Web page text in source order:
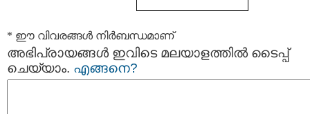
* ഈ വിവരങ്ങള്‍ നിര്‍ബന്ധമാണ്
അഭിപ്രായങ്ങള്‍ ഇവിടെ മലയാളത്തില്‍ ടൈപ്പ്
ചെയ്യാം. എങ്ങനെ?